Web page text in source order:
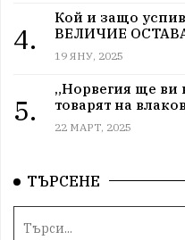
4.
Кой и защо
ВЕЛИЧИЕ
19 ЯНУ, 2025
5.
„Норвегия ще ви
товарят на
22 МАРТ, 2025
ТЪРСЕНЕ